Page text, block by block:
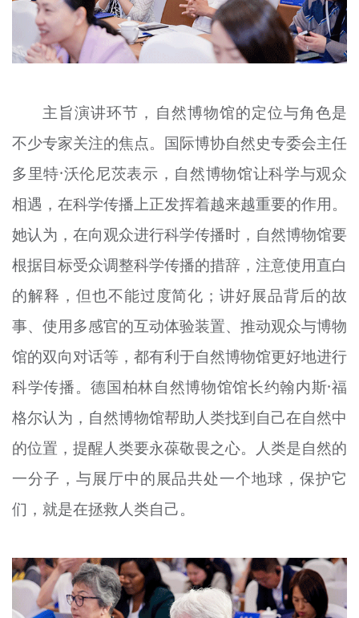
主旨演讲环节，自然博物馆的定位与角色是
不少专家关注的焦点。国际博协自然史专委会主任
多里特·沃伦尼茨表示，自然博物馆让科学与观众
相遇，在科学传播上正发挥着越来越重要的作用。
她认为，在向观众进行科学传播时，自然博物馆要
根据目标受众调整科学传播的措辞，注意使用直白
的解释，但也不能过度简化；讲好展品背后的故
事、使用多感官的互动体验装置、推动观众与博物
馆的双向对话等，都有利于自然博物馆更好地进行
科学传播。德国柏林自然博物馆馆长约翰内斯·福
格尔认为，自然博物馆帮助人类找到自己在自然中
的位置，提醒人类要永葆敬畏之心。人类是自然的
一分子，与展厅中的展品共处一个地球，保护它
们，就是在拯救人类自己。